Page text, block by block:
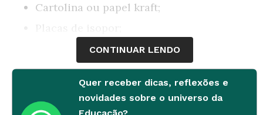
Cartolina ou papel kraft;
Caixas de papelão: pasta de dente,
sabonete, sapato, remédio, etc e outros
materiais recicláveis como garrafas e
tampinhas plásticas, revistas e jornais
CONTINUAR LENDO
Quer receber dicas, reflexões e
novidades sobre o universo da